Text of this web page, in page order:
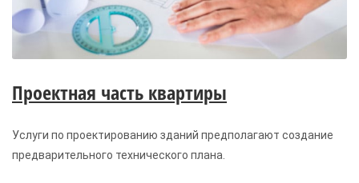
Проектная часть квартиры
Услуги по проектированию зданий предполагают создание
предварительного технического плана.